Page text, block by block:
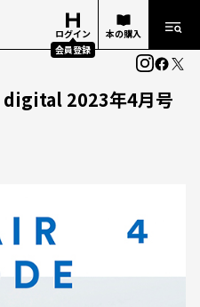
ログイン
会員登録
本の購入
digital 2023年4月号